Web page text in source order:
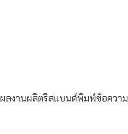
ผลงานผลิตริสแบนด์พิมพ์ข้อความ